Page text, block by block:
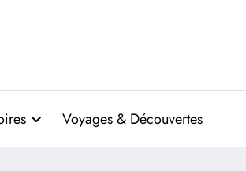
Voyages & Découvertes